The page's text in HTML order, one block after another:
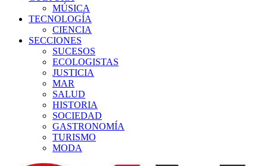
MÚSICA
TECNOLOGÍA
CIENCIA
SECCIONES
SUCESOS
ECOLOGISTAS
JUSTICIA
MAR
SALUD
HISTORIA
SOCIEDAD
GASTRONOMÍA
TURISMO
MODA